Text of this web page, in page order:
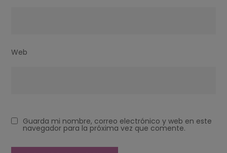
Web
Guarda mi nombre, correo electrónico y web en este
navegador para la próxima vez que comente.